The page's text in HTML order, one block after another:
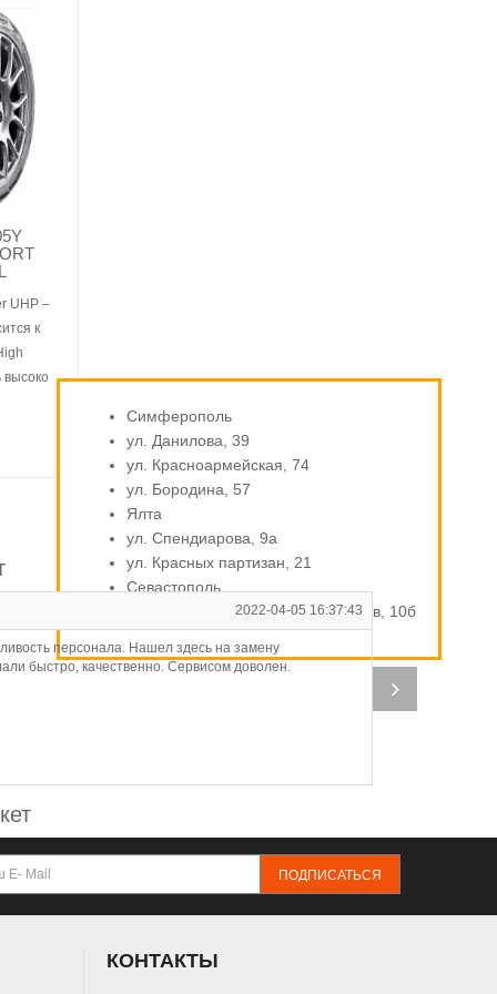
UHP –
к
высоко
2022-04-05 16:37:43
персонала. Нашел здесь на замену
быстро, качественно. Сервисом доволен.
Симферополь
ул. Данилова, 39
ул. Красноармейская, 74
ул. Бородина, 57
Ялта
ул. Спендиарова, 9а
ул. Красных партизан, 21
Севастополь
ул. Индустриальная / Стахановцев, 10б
ПОДПИСАТЬСЯ
КОНТАКТЫ